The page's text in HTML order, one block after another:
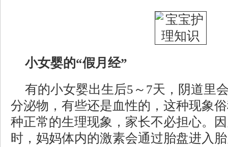
小女婴的“假月经”
有的小女婴出生后5～7天，阴道里
分泌物，有些还是血性的，这种现象
种正常的生理现象，家长不必担心。
时，妈妈体内的激素会通过胎盘进入